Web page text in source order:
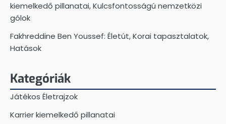
kiemelkedő pillanatai, Kulcsfontosságú nemzetközi
gólok
Fakhreddine Ben Youssef: Életút, Korai tapasztalatok,
Hatások
Kategóriák
Játékos Életrajzok
Karrier kiemelkedő pillanatai